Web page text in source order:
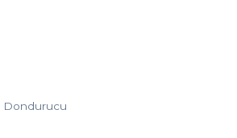
Dondurucu